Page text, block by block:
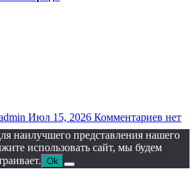
Июл 15, 2026 Комментариев нет
наилучшего представления нашего
использовать сайт, мы будем
Ok